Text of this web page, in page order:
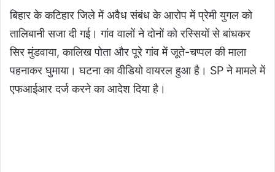
बिहार के कटिहार जिले में अवैध संबंध के आरोप में प्रेमी युगल को
तालिबानी सजा दी गई। गांव वालों ने दोनों को रस्सियों से बांधकर
सिर मुंडवाया, कालिख पोता और पूरे गांव में जूते-चप्पल की माला
पहनाकर घुमाया। घटना का वीडियो वायरल हुआ है। SP ने मामले में
एफआईआर दर्ज करने का आदेश दिया है।